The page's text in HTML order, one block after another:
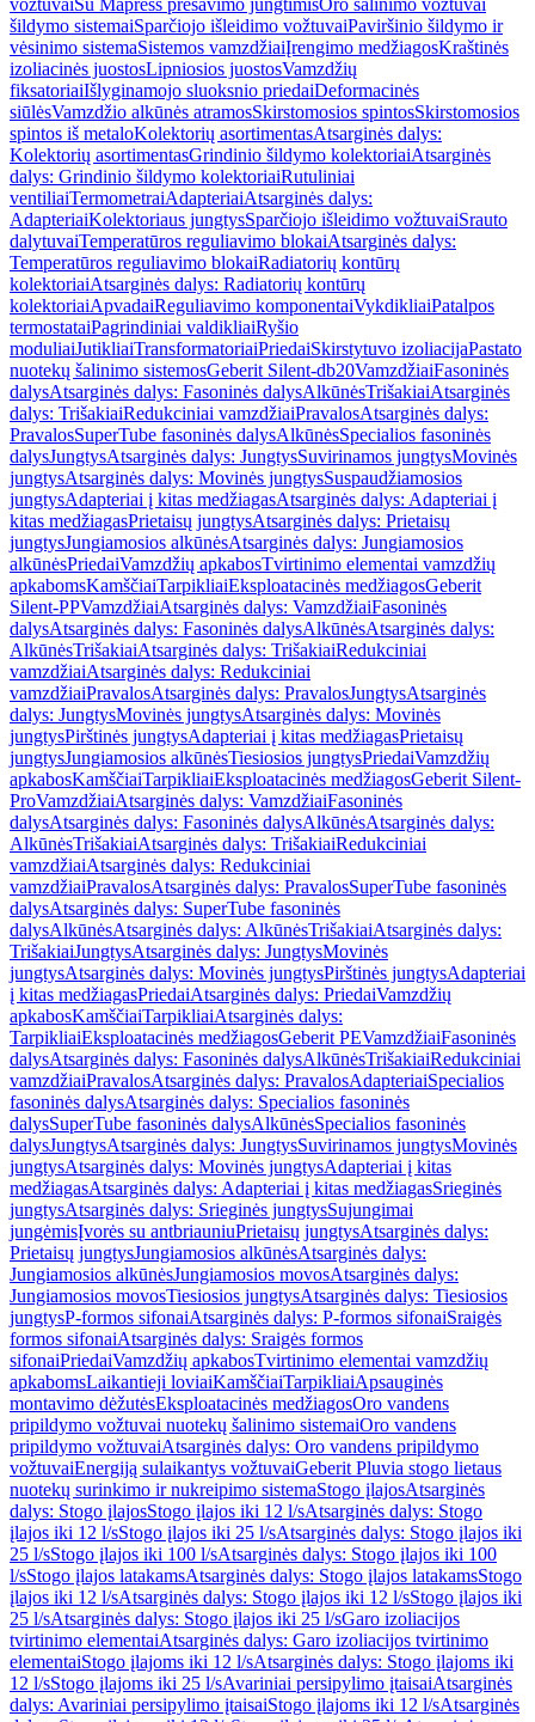
vožtuvaiSu Mapress presavimo jungtimisOro šalinimo vožtuvai
šildymo sistemaiSparčiojo išleidimo vožtuvaiPaviršinio šildymo ir
vėsinimo sistemaSistemos vamzdžiaiĮrengimo medžiagosKraštinės
izoliacinės juostosLipniosios juostosVamzdžių
fiksatoriaiIšlyginamojo sluoksnio priedaiDeformacinės
siūlėsVamzdžio alkūnės atramosSkirstomosios spintosSkirstomosios
spintos iš metaloKolektorių asortimentasAtsarginės dalys:
Kolektorių asortimentasGrindinio šildymo kolektoriaiAtsarginės
dalys: Grindinio šildymo kolektoriaiRutuliniai
ventiliaiTermometraiAdapteriaiAtsarginės dalys:
AdapteriaiKolektoriaus jungtysSparčiojo išleidimo vožtuvaiSrauto
dalytuvaiTemperatūros reguliavimo blokaiAtsarginės dalys:
Temperatūros reguliavimo blokaiRadiatorių kontūrų
kolektoriaiAtsarginės dalys: Radiatorių kontūrų
kolektoriaiApvadaiReguliavimo komponentaiVykdikliaiPatalpos
termostataiPagrindiniai valdikliaiRyšio
moduliaiJutikliaiTransformatoriaiPriedaiSkirstytuvo izoliacijaPastato
nuotekų šalinimo sistemosGeberit Silent-db20VamzdžiaiFasoninės
dalysAtsarginės dalys: Fasoninės dalysAlkūnėsTrišakiaiAtsarginės
dalys: TrišakiaiRedukciniai vamzdžiaiPravalosAtsarginės dalys:
PravalosSuperTube fasoninės dalysAlkūnėsSpecialios fasoninės
dalysJungtysAtsarginės dalys: JungtysSuvirinamos jungtysMovinės
jungtysAtsarginės dalys: Movinės jungtysSuspaudžiamosios
jungtysAdapteriai į kitas medžiagasAtsarginės dalys: Adapteriai į
kitas medžiagasPrietaisų jungtysAtsarginės dalys: Prietaisų
jungtysJungiamosios alkūnėsAtsarginės dalys: Jungiamosios
alkūnėsPriedaiVamzdžių apkabosTvirtinimo elementai vamzdžių
apkabomsKamščiaiTarpikliaiEksploatacinės medžiagosGeberit
Silent-PPVamzdžiaiAtsarginės dalys: VamzdžiaiFasoninės
dalysAtsarginės dalys: Fasoninės dalysAlkūnėsAtsarginės dalys:
AlkūnėsTrišakiaiAtsarginės dalys: TrišakiaiRedukciniai
vamzdžiaiAtsarginės dalys: Redukciniai
vamzdžiaiPravalosAtsarginės dalys: PravalosJungtysAtsarginės
dalys: JungtysMovinės jungtysAtsarginės dalys: Movinės
jungtysPirštinės jungtysAdapteriai į kitas medžiagasPrietaisų
jungtysJungiamosios alkūnėsTiesiosios jungtysPriedaiVamzdžių
apkabosKamščiaiTarpikliaiEksploatacinės medžiagosGeberit Silent-
ProVamzdžiaiAtsarginės dalys: VamzdžiaiFasoninės
dalysAtsarginės dalys: Fasoninės dalysAlkūnėsAtsarginės dalys:
AlkūnėsTrišakiaiAtsarginės dalys: TrišakiaiRedukciniai
vamzdžiaiAtsarginės dalys: Redukciniai
vamzdžiaiPravalosAtsarginės dalys: PravalosSuperTube fasoninės
dalysAtsarginės dalys: SuperTube fasoninės
dalysAlkūnėsAtsarginės dalys: AlkūnėsTrišakiaiAtsarginės dalys:
TrišakiaiJungtysAtsarginės dalys: JungtysMovinės
jungtysAtsarginės dalys: Movinės jungtysPirštinės jungtysAdapteriai
į kitas medžiagasPriedaiAtsarginės dalys: PriedaiVamzdžių
apkabosKamščiaiTarpikliaiAtsarginės dalys:
TarpikliaiEksploatacinės medžiagosGeberit PEVamzdžiaiFasoninės
dalysAtsarginės dalys: Fasoninės dalysAlkūnėsTrišakiaiRedukciniai
vamzdžiaiPravalosAtsarginės dalys: PravalosAdapteriaiSpecialios
fasoninės dalysAtsarginės dalys: Specialios fasoninės
dalysSuperTube fasoninės dalysAlkūnėsSpecialios fasoninės
dalysJungtysAtsarginės dalys: JungtysSuvirinamos jungtysMovinės
jungtysAtsarginės dalys: Movinės jungtysAdapteriai į kitas
medžiagasAtsarginės dalys: Adapteriai į kitas medžiagasSrieginės
jungtysAtsarginės dalys: Srieginės jungtysSujungimai
jungėmisĮvorės su antbriauniuPrietaisų jungtysAtsarginės dalys:
Prietaisų jungtysJungiamosios alkūnėsAtsarginės dalys:
Jungiamosios alkūnėsJungiamosios movosAtsarginės dalys:
Jungiamosios movosTiesiosios jungtysAtsarginės dalys: Tiesiosios
jungtysP-formos sifonaiAtsarginės dalys: P-formos sifonaiSraigės
formos sifonaiAtsarginės dalys: Sraigės formos
sifonaiPriedaiVamzdžių apkabosTvirtinimo elementai vamzdžių
apkabomsLaikantieji loviaiKamščiaiTarpikliaiApsauginės
montavimo dėžutėsEksploatacinės medžiagosOro vandens
pripildymo vožtuvai nuotekų šalinimo sistemaiOro vandens
pripildymo vožtuvaiAtsarginės dalys: Oro vandens pripildymo
vožtuvaiEnergiją sulaikantys vožtuvaiGeberit Pluvia stogo lietaus
nuotekų surinkimo ir nukreipimo sistemaStogo įlajosAtsarginės
dalys: Stogo įlajosStogo įlajos iki 12 l/sAtsarginės dalys: Stogo
įlajos iki 12 l/sStogo įlajos iki 25 l/sAtsarginės dalys: Stogo įlajos iki
25 l/sStogo įlajos iki 100 l/sAtsarginės dalys: Stogo įlajos iki 100
l/sStogo įlajos latakamsAtsarginės dalys: Stogo įlajos latakamsStogo
įlajos iki 12 l/sAtsarginės dalys: Stogo įlajos iki 12 l/sStogo įlajos iki
25 l/sAtsarginės dalys: Stogo įlajos iki 25 l/sGaro izoliacijos
tvirtinimo elementaiAtsarginės dalys: Garo izoliacijos tvirtinimo
elementaiStogo įlajoms iki 12 l/sAtsarginės dalys: Stogo įlajoms iki
12 l/sStogo įlajoms iki 25 l/sAvariniai persipylimo įtaisaiAtsarginės
dalys: Avariniai persipylimo įtaisaiStogo įlajoms iki 12 l/sAtsarginės